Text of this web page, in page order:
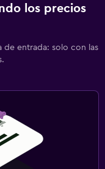
los precios
de entrada: solo con las